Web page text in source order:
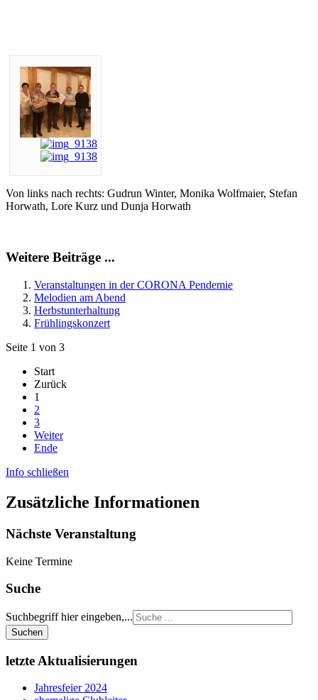
Von links nach rechts: Gudrun Winter, Monika Wolfmaier, Stefan
Horwath, Lore Kurz und Dunja Horwath
Weitere Beiträge ...
Veranstaltungen in der CORONA Pendemie
Melodien am Abend
Herbstunterhaltung
Frühlingskonzert
Seite 1 von 3
Start
Zurück
1
2
3
Weiter
Ende
Info schließen
Zusätzliche Informationen
Nächste Veranstaltung
Keine Termine
Suche
Suchbegriff hier eingeben,...
Suchen
letzte Aktualisierungen
Jahresfeier 2024